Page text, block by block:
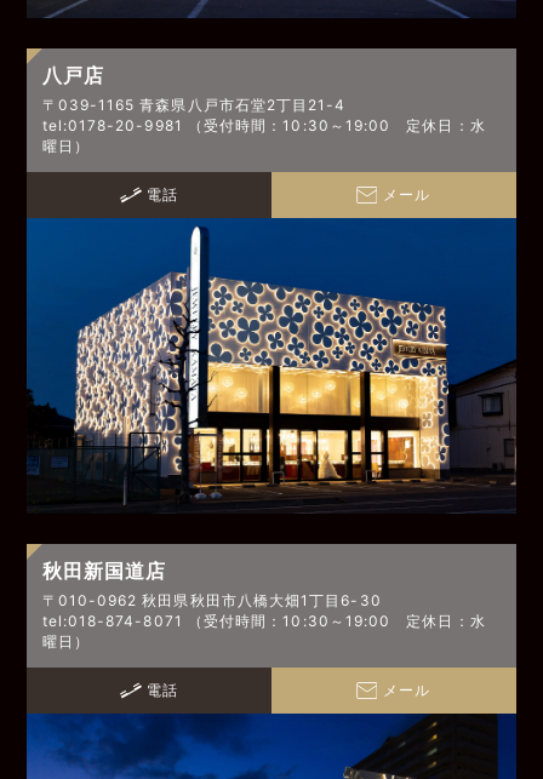
八戸店
〒039-1165 青森県八戸市石堂2丁目21-4
tel:0178-20-9981 （受付時間：10:30～19:00 定休日：水
曜日）
電話 メール
秋田新国道店
〒010-0962 秋田県秋田市八橋大畑1丁目6-30
tel:018-874-8071 （受付時間：10:30～19:00 定休日：水
曜日）
電話 メール